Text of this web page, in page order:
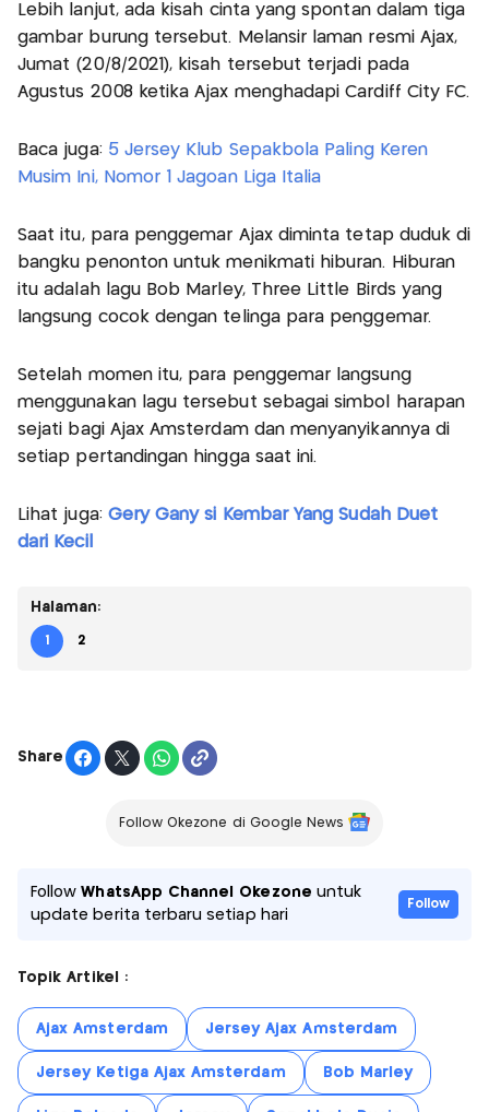
Lebih lanjut, ada kisah cinta yang spontan dalam tiga
gambar burung tersebut. Melansir laman resmi Ajax,
Jumat (20/8/2021), kisah tersebut terjadi pada
Agustus 2008 ketika Ajax menghadapi Cardiff City FC.
Baca juga: 5 Jersey Klub Sepakbola Paling Keren
Musim Ini, Nomor 1 Jagoan Liga Italia
Saat itu, para penggemar Ajax diminta tetap duduk di
bangku penonton untuk menikmati hiburan. Hiburan
itu adalah lagu Bob Marley, Three Little Birds yang
langsung cocok dengan telinga para penggemar.
Setelah momen itu, para penggemar langsung
menggunakan lagu tersebut sebagai simbol harapan
sejati bagi Ajax Amsterdam dan menyanyikannya di
setiap pertandingan hingga saat ini.
Lihat juga: Gery Gany si Kembar Yang Sudah Duet
dari Kecil
Halaman:
1 2
Share
Follow Okezone di Google News
FollowWhatsApp Channel Okezone untuk
update berita terbaru setiap hari
Follow
Topik Artikel :
Ajax Amsterdam Jersey Ajax Amsterdam
Jersey Ketiga Ajax Amsterdam Bob Marley